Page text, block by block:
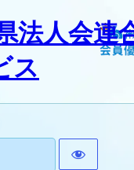
法人会連
ス